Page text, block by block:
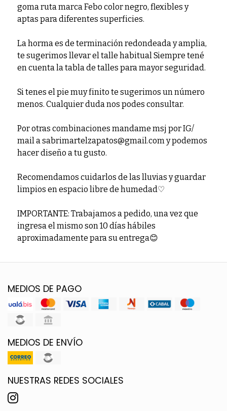
goma ruta marca Febo color negro, flexibles y
aptas para diferentes superficies.
La horma es de terminación redondeada y amplia,
te sugerimos llevar el talle habitual Siempre tené
en cuenta la tabla de talles para mayor seguridad.
Si tenes el pie muy finito te sugerimos un número
menos. Cualquier duda nos podes consultar.
Por otras combinaciones mandame msj por IG/
mail a sabrimartelzapatos@gmail.com y podemos
hacer diseño a tu gusto.
Recomendamos cuidarlos de las lluvias y guardar
limpios en espacio libre de humedad♡
IMPORTANTE: Trabajamos a pedido, una vez que
ingresa el mismo son 10 días hábiles
aproximadamente para su entrega😊
MEDIOS DE PAGO
MEDIOS DE ENVÍO
NUESTRAS REDES SOCIALES